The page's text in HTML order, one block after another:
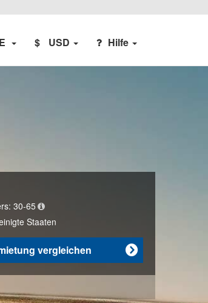
$ USD Hilfe
30-65
Staaten

vergleichen